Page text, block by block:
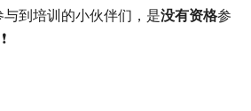
到培训的小伙伴们，是没有资格参